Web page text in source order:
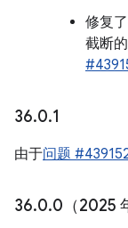
修复
截断
36.0.1
由于问题
36.0.0（2025